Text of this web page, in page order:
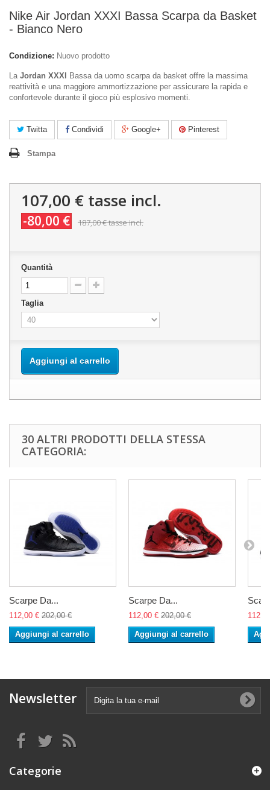
Nike Air Jordan XXXI Bassa Scarpa da Basket
- Bianco Nero
Condizione: Nuovo prodotto
LaJordan XXXI
Bassa da uomo scarpa da basket offre la massima
reattività e una maggiore ammortizzazione per assicurare la rapida e
confortevole durante il gioco più esplosivo momenti.
Twitta Condividi Google+ Pinterest
Stampa
107,00 € tasse incl.
-80,00 € 187,00 €tasse incl.
Quantità
Taglia
Aggiungi al carrello
30 ALTRI PRODOTTI DELLA STESSA
CATEGORIA:
Scarpe Da...
112,00 € 202,00 €
Aggiungi al carrello
Scarpe Da...
112,00 € 202,00 €
Aggiungi al carrello
Newsletter
Categorie